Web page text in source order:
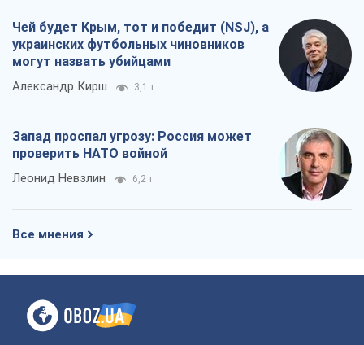
Чей будет Крым, тот и победит (NSJ), а
украинских футбольных чиновников
могут назвать убийцами
Александр Кирш 3,1 т.
Запад проспал угрозу: Россия может
проверить НАТО войной
Леонид Невзлин 6,2 т.
Все мнения